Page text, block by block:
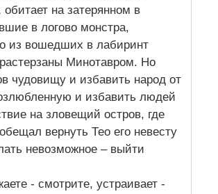
на затерянном в
в логово монстра,
из вошедших в лабиринт
Минотавром. Но
чудовищу и избавить народ от
и избавить людей
на зловещий остров, где
вернуть Тео его невесту
невозможное – выйти
- смотрите, устраивает -